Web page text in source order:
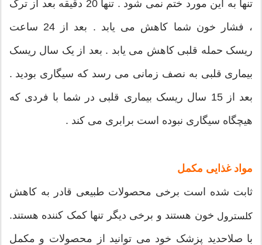
تنها به این مورد ختم نمی شود . تنها 20 دقیقه بعد از ترک
، فشار خون شما کاهش می یابد . بعد از 24 ساعت
ریسک حمله قلبی کاهش می یابد . بعد از یک سال ریسک
بیماری قلبی به نصف زمانی می رسد که سیگاری بودید .
بعد از 15 سال ریسک بیماری قلبی در شما با فردی که
هیچگاه سیگاری نبوده است برابری می کند .
مواد غذایی مکمل
ثابت شده است برخی محصولات طبیعی قادر به کاهش
کلسترول خون هستند و برخی دیگر تنها کمک کننده هستند.
با صلاحدید پزشک خود می توانید از محصولات و مکمل